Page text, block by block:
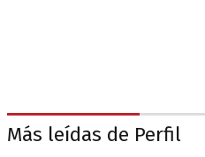
Más leídas de Perfil